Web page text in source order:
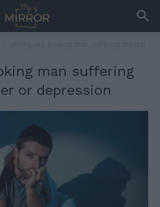
man suffering
or depression